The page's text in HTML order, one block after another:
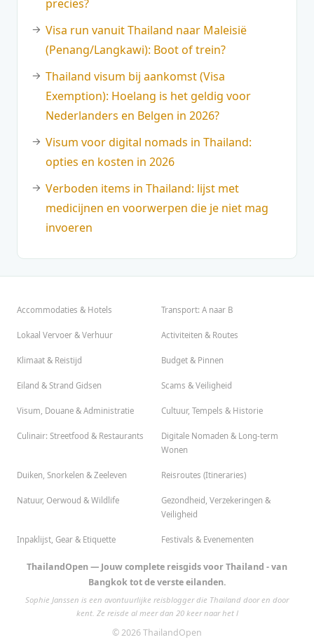
precies?
Visa run vanuit Thailand naar Maleisië
(Penang/Langkawi): Boot of trein?
Thailand visum bij aankomst (Visa
Exemption): Hoelang is het geldig voor
Nederlanders en Belgen in 2026?
Visum voor digital nomads in Thailand:
opties en kosten in 2026
Verboden items in Thailand: lijst met
medicijnen en voorwerpen die je niet mag
invoeren
Accommodaties & Hotels Transport: A naar B
Lokaal Vervoer & Verhuur Activiteiten & Routes
Klimaat & Reistijd Budget & Pinnen
Eiland & Strand Gidsen Scams & Veiligheid
Visum, Douane & Administratie Cultuur, Tempels & Historie
Culinair: Streetfood & Restaurants
Digitale Nomaden & Long-term
Wonen
Duiken, Snorkelen & Zeeleven Reisroutes (Itineraries)
Natuur, Oerwoud & Wildlife
Gezondheid, Verzekeringen &
Veiligheid
Inpaklijst, Gear & Etiquette Festivals & Evenementen
ThailandOpen — Jouw complete reisgids voor Thailand - van
Bangkok tot de verste eilanden.
Sophie Janssen is een avontuurlijke reisblogger die Thailand door en door
kent. Ze reisde al meer dan 20 keer naar het l
© 2026 ThailandOpen